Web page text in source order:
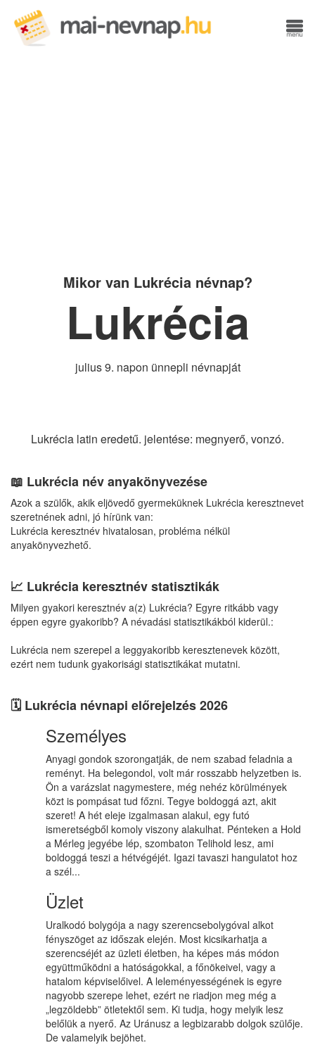
Mikor van Lukrécia névnap?
Lukrécia
julius 9. napon ünnepli névnapját
Lukrécia latin eredetű. jelentése: megnyerő, vonzó.
📖 Lukrécia név anyakönyvezése
Azok a szülők, akik eljövedő gyermeküknek Lukrécia keresztnevet
szeretnének adni, jó hírünk van:
Lukrécia keresztnév hivatalosan, probléma nélkül
anyakönyvezhető.
📈 Lukrécia keresztnév statisztikák
Milyen gyakori keresztnév a(z) Lukrécia? Egyre ritkább vagy
éppen egyre gyakoribb? A névadási statisztikákból kiderül.:
Lukrécia nem szerepel a leggyakoribb keresztenevek között,
ezért nem tudunk gyakorisági statisztikákat mutatni.
🗓️ Lukrécia névnapi előrejelzés 2026
Személyes
Anyagi gondok szorongatják, de nem szabad feladnia a
reményt. Ha belegondol, volt már rosszabb helyzetben is.
Ön a varázslat nagymestere, még nehéz körülmények
közt is pompásat tud főzni. Tegye boldoggá azt, akit
szeret! A hét eleje izgalmasan alakul, egy futó
ismeretségből komoly viszony alakulhat. Pénteken a Hold
a Mérleg jegyébe lép, szombaton Telihold lesz, ami
boldoggá teszi a hétvégéjét. Igazi tavaszi hangulatot hoz
a szél...
Üzlet
Uralkodó bolygója a nagy szerencsebolygóval alkot
fényszöget az időszak elején. Most kicsikarhatja a
szerencséjét az üzleti életben, ha képes más módon
együttműködni a hatóságokkal, a főnökeivel, vagy a
hatalom képviselőivel. A leleményességének is egyre
nagyobb szerepe lehet, ezért ne riadjon meg még a
„legzöldebb” ötletektől sem. Ki tudja, hogy melyik lesz
belőlük a nyerő. Az Uránusz a legbizarabb dolgok szülője.
De valamelyik bejöhet.